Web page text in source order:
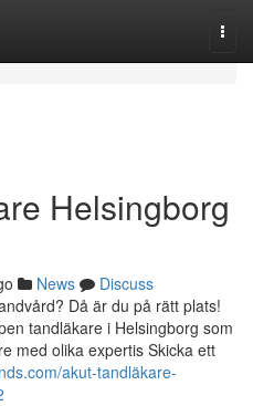
Helsingborg
News
Discuss
Då är du på rätt plats!
tandläkare i Helsingborg som
med olika expertis Skicka ett
akut-tandläkare-